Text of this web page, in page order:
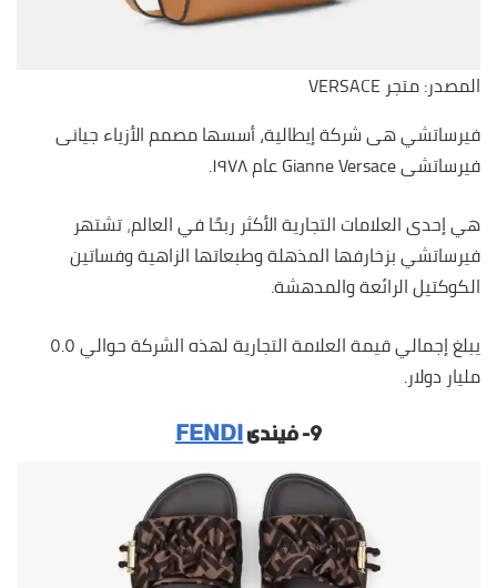
المصدر: متجر VERSACE
فيرساتشي هى شركة إيطالية، أسسها مصمم الأزياء جيانى
فيرساتشى Gianne Versace عام ١٩٧٨.
هي إحدى العلامات التجارية الأكثر ربحًا في العالم،تشتهر
فيرساتشي بزخارفها المذهلة وطبعاتها الزاهية وفساتين
الكوكتيل الرائعة والمدهشة.
يبلغ إجمالي قيمة العلامة التجارية لهذه الشركة حوالي ٥.٥
مليار دولار.
٩- فيندى FENDI